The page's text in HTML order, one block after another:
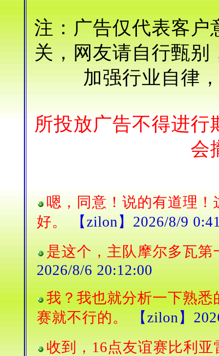
注：广告仅代表客户
关，网友请自行甄别
加强行业自律
所投放广告不得进
会
嗯，同意！说的有道理
好。
【zilon】2026/8/9
是这个，主队摩尔多瓦
2026/8/6 20:12:00
我？我也就分析一下熟
赛就不行的。
【zilon】
收到，16点友谊赛比利亚